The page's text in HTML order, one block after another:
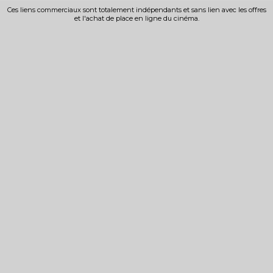
Ces liens commerciaux sont totalement indépendants et sans lien avec les offres
et l'achat de place en ligne du cinéma.